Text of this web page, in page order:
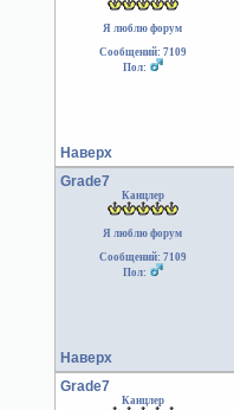
Я люблю форум
Сообщений: 7109
Пол:
Наверх
Grade7
Канцлер
Я люблю форум
Сообщений: 7109
Пол:
Наверх
Grade7
Канцлер